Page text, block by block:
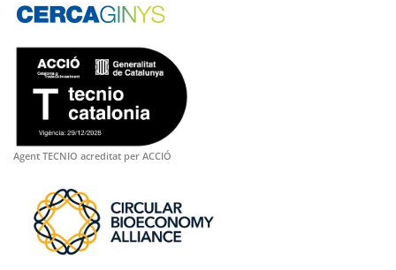
Agent TECNIO acreditat per ACCIÓ